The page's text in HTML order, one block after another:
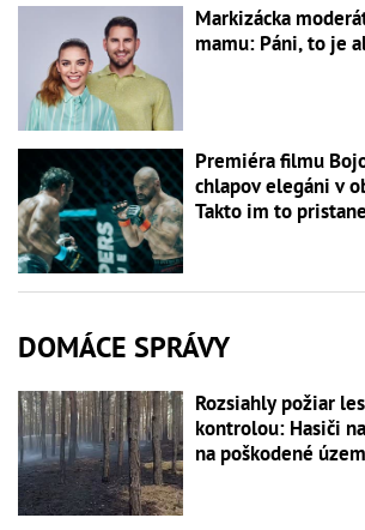
Markizácka
mamu: Páni, to je
Premiéra filmu
chlapov elegáni v
Takto im to
DOMÁCE SPRÁVY
Rozsiahly požiar
kontrolou: Hasiči
na poškodené